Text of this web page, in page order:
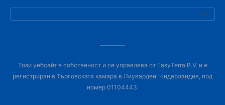
Този уебсайт е собственост и се управлява от EasyTerra B.V. и е
регистриран в Търговската камара в Лиуварден, Нидерландия, под
номер 01104443.